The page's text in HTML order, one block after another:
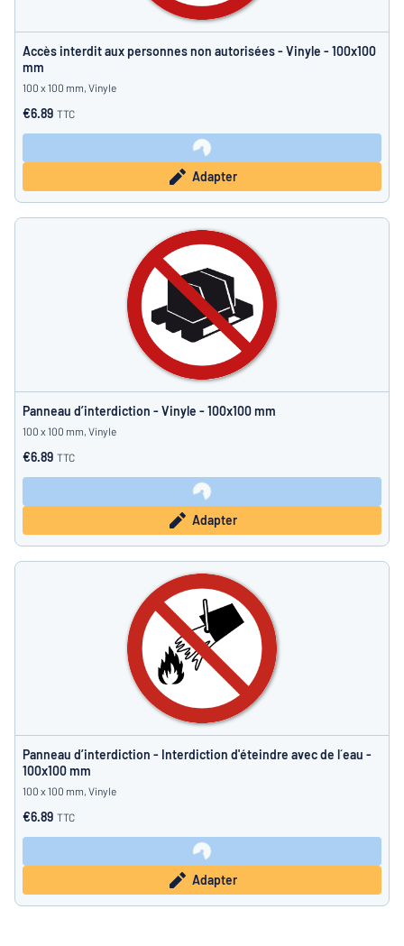
Accès interdit aux personnes non autorisées - Vinyle - 100x100
mm
100 x 100 mm, Vinyle
€6.89 TTC
Adapter
Panneau d’interdiction - Vinyle - 100x100 mm
100 x 100 mm, Vinyle
€6.89 TTC
Adapter
Panneau d’interdiction - Interdiction d'éteindre avec de l´eau -
100x100 mm
100 x 100 mm, Vinyle
€6.89 TTC
Adapter